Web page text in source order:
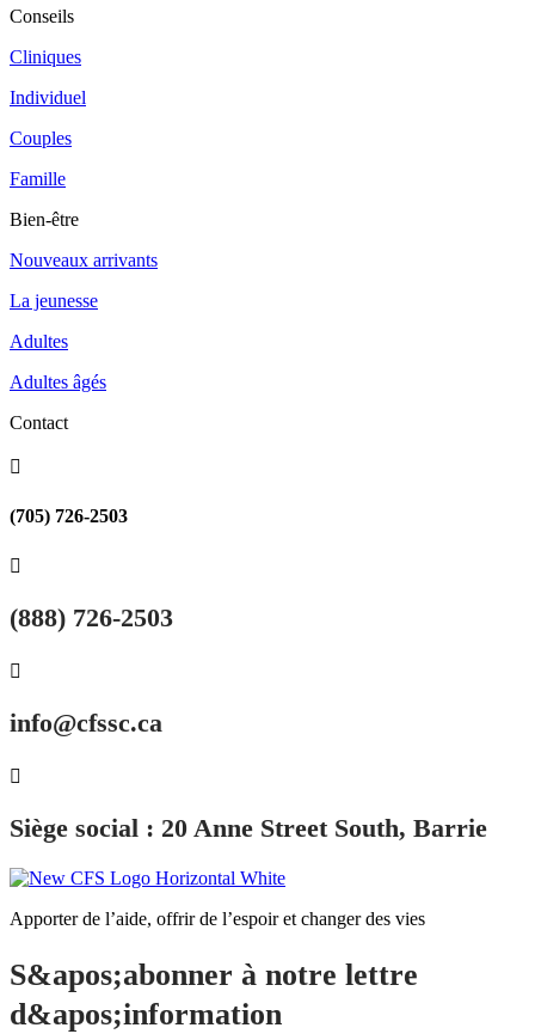
Conseils
Cliniques
Individuel
Couples
Famille
Bien-être
Nouveaux arrivants
La jeunesse
Adultes
Adultes âgés
Contact

(705) 726-2503

(888) 726-2503

info@cfssc.ca

Siège social : 20 Anne Street South, Barrie
Apporter de l’aide, offrir de l’espoir et changer des vies
S&apos;abonner à notre lettre
d&apos;information